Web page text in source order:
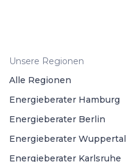
Unsere Regionen
Alle Regionen
Energieberater Hamburg
Energieberater Berlin
Energieberater Wuppertal
Energieberater Karlsruhe